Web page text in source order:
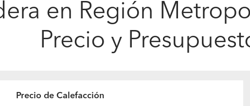
Procenter
en Región
Precio y
Precio de Calefacción